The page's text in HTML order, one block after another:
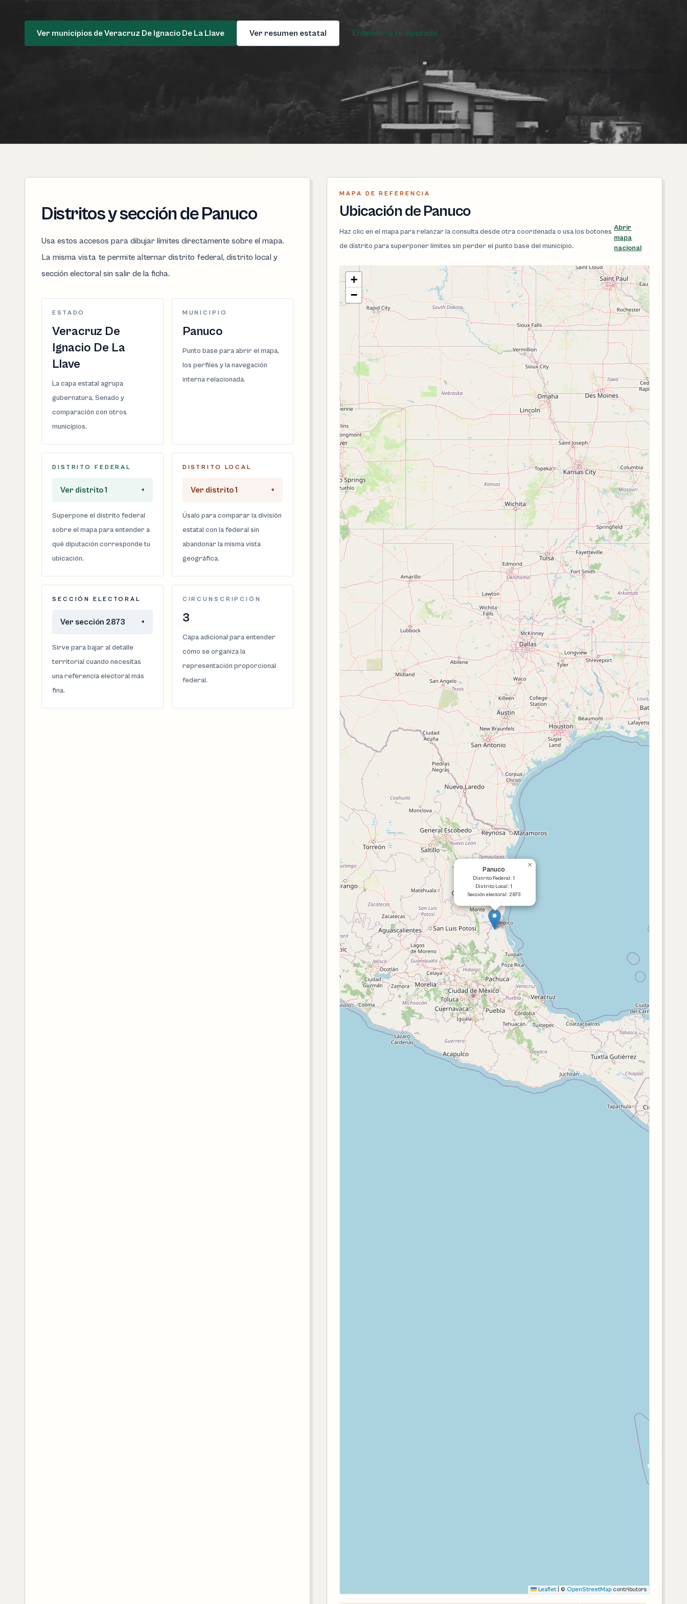
Ver municipios de Veracruz De Ignacio De La Llave Ver resumen estatal Entender a tu diputado
Foto de Veracruz De Ignacio De La Llave:
Distritos y sección de Panuco
Usa estos accesos para dibujar límites directamente sobre el mapa.
La misma vista te permite alternar distrito federal, distrito local y
sección electoral sin salir de la ficha.
ESTADO
Veracruz De
Ignacio De La
Llave
La capa estatal agrupa
gubernatura, Senado y
comparación con otros
municipios.
MUNICIPIO
Panuco
Punto base para abrir el mapa,
los perfiles y la navegación
interna relacionada.
DISTRITO FEDERAL
Ver distrito 1 +
Superpone el distrito federal
sobre el mapa para entender a
qué diputación corresponde tu
ubicación.
DISTRITO LOCAL
Ver distrito 1 +
Úsalo para comparar la división
estatal con la federal sin
abandonar la misma vista
geográfica.
SECCIÓN ELECTORAL
Ver sección 2873 +
Sirve para bajar al detalle
territorial cuando necesitas
una referencia electoral más
fina.
CIRCUNSCRIPCIÓN
3
Capa adicional para entender
cómo se organiza la
representación proporcional
federal.
MAPA DE REFERENCIA
Ubicación de Panuco
Haz clic en el mapa para relanzar la consulta desde otra coordenada o usa los botones
de distrito para superponer límites sin perder el punto base del municipio.
Abrir
mapa
nacional
Panuco
Distrito Federal: 1
Distrito Local: 1
Sección electoral: 2873
×
+
−
Leaflet © OpenStreetMapcontributors